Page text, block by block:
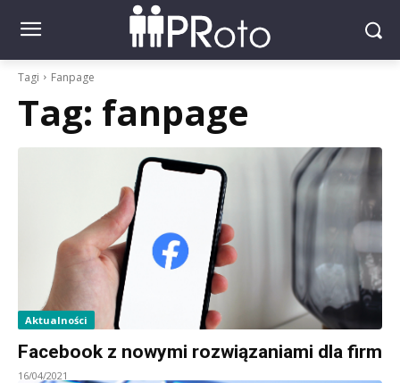
Tagi Fanpage
Tag: fanpage
Aktualności
Facebook z nowymi rozwiązaniami dla firm
16/04/2021